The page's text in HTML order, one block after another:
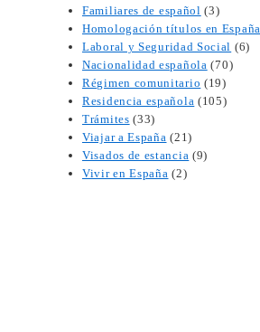
Familiares de español (3)
Homologación títulos en España
Laboral y Seguridad Social (6)
Nacionalidad española (70)
Régimen comunitario (19)
Residencia española (105)
Trámites (33)
Viajar a España (21)
Visados de estancia (9)
Vivir en España (2)